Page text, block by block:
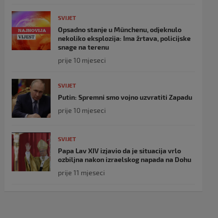
SVIJET
Opsadno stanje u Münchenu, odjeknulo
nekoliko eksplozija: Ima žrtava, policijske
snage na terenu
prije 10 mjeseci
SVIJET
Putin: Spremni smo vojno uzvratiti Zapadu
prije 10 mjeseci
SVIJET
Papa Lav XIV izjavio da je situacija vrlo
ozbiljna nakon izraelskog napada na Dohu
prije 11 mjeseci